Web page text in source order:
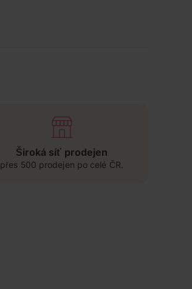
Široká síť prodejen
přes 500 prodejen po celé ČR.